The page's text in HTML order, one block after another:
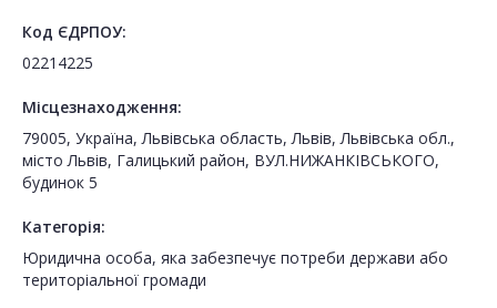
Код ЄДРПОУ:
02214225
Місцезнаходження:
79005, Україна, Львівська область, Львів, Львівська обл.,
місто Львів, Галицький район, ВУЛ.НИЖАНКІВСЬКОГО,
будинок 5
Категорія:
Юридична особа, яка забезпечує потреби держави або
територіальної громади